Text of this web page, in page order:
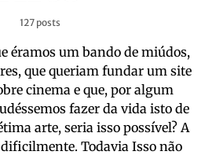
127 posts
éramos um bando de miúdos,
que queriam fundar um site
cinema e que, por algum
fazer da vida isto de
arte, seria isso possível? A
Todavia Isso não